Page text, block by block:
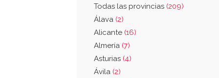
Todas las provincias (209)
Álava (2)
Alicante (16)
Almería (7)
Asturias (4)
Ávila (2)